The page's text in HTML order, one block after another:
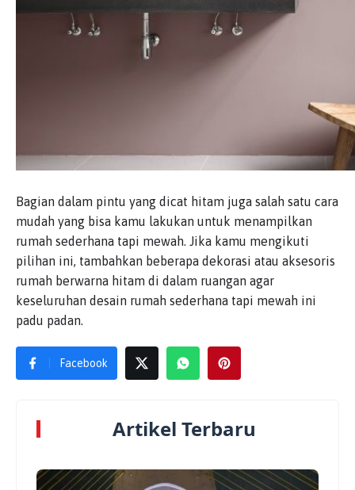
Bagian dalam pintu yang dicat hitam juga salah satu cara
mudah yang bisa kamu lakukan untuk menampilkan
rumah sederhana tapi mewah. Jika kamu mengikuti
pilihan ini, tambahkan beberapa dekorasi atau aksesoris
rumah berwarna hitam di dalam ruangan agar
keseluruhan desain rumah sederhana tapi mewah ini
padu padan.
Facebook
Artikel Terbaru